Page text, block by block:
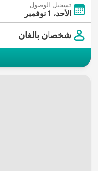
تسجيل الوصول
الأحد، 1 نوفمبر
شخصان بالغان